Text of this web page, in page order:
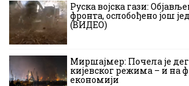
Руска војска гази:
фронта, ослобођено још
(ВИДЕО)
Миршајмер: Почела је
кијевског режима – и на
економији